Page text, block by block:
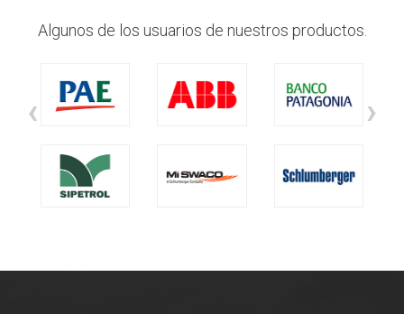
Algunos de los usuarios de nuestros productos.
‹ ›